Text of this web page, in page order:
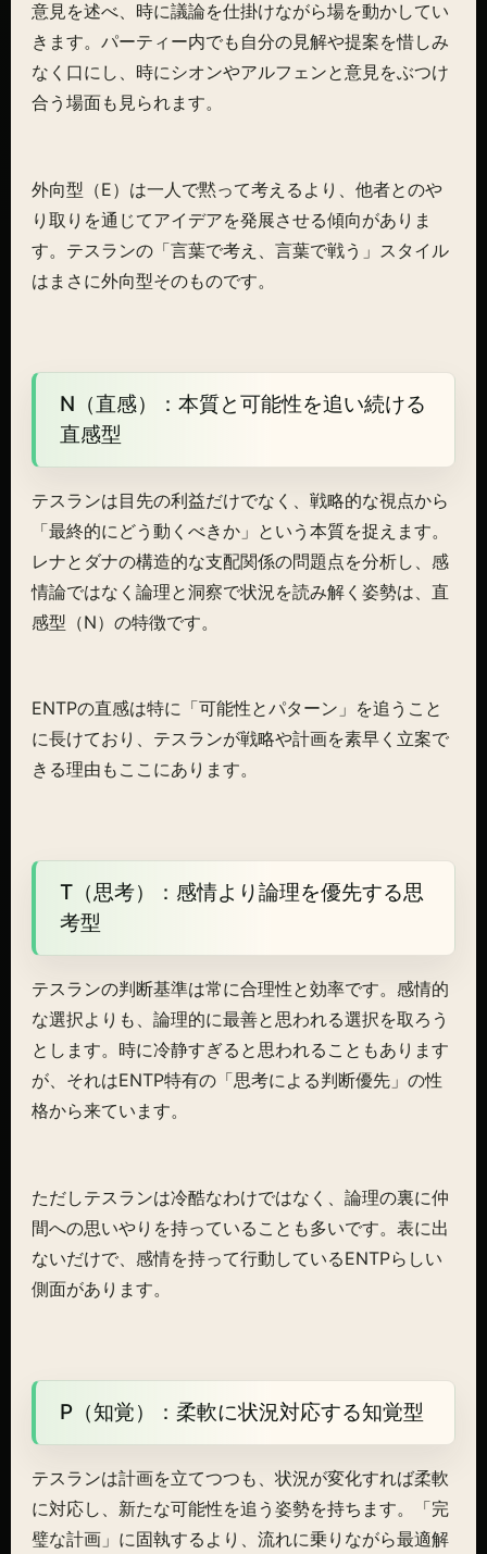
意見を述べ、時に議論を仕掛けながら場を動かしてい
きます。パーティー内でも自分の見解や提案を惜しみ
なく口にし、時にシオンやアルフェンと意見をぶつけ
合う場面も見られます。
外向型（E）は一人で黙って考えるより、他者とのや
り取りを通じてアイデアを発展させる傾向がありま
す。テスランの「言葉で考え、言葉で戦う」スタイル
はまさに外向型そのものです。
N（直感）：本質と可能性を追い続ける
直感型
テスランは目先の利益だけでなく、戦略的な視点から
「最終的にどう動くべきか」という本質を捉えます。
レナとダナの構造的な支配関係の問題点を分析し、感
情論ではなく論理と洞察で状況を読み解く姿勢は、直
感型（N）の特徴です。
ENTPの直感は特に「可能性とパターン」を追うこと
に長けており、テスランが戦略や計画を素早く立案で
きる理由もここにあります。
T（思考）：感情より論理を優先する思
考型
テスランの判断基準は常に合理性と効率です。感情的
な選択よりも、論理的に最善と思われる選択を取ろう
とします。時に冷静すぎると思われることもあります
が、それはENTP特有の「思考による判断優先」の性
格から来ています。
ただしテスランは冷酷なわけではなく、論理の裏に仲
間への思いやりを持っていることも多いです。表に出
ないだけで、感情を持って行動しているENTPらしい
側面があります。
P（知覚）：柔軟に状況対応する知覚型
テスランは計画を立てつつも、状況が変化すれば柔軟
に対応し、新たな可能性を追う姿勢を持ちます。「完
璧な計画」に固執するより、流れに乗りながら最適解